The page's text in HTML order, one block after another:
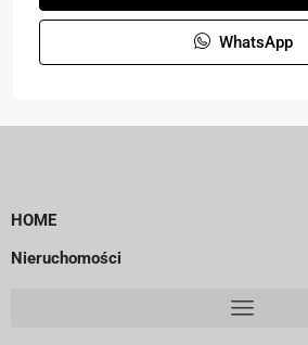
WhatsApp
HOME
Nieruchomości